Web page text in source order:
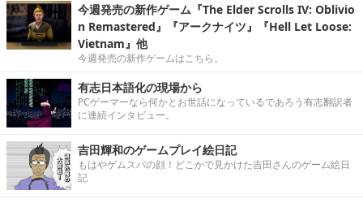
今週発売の新作ゲーム『The Elder Scrolls IV: Oblivio
n Remastered』『アークナイツ』『Hell Let Loose:
Vietnam』他
今週発売の新作ゲームはこちら。
有志日本語化の現場から
PCゲーマーなら何かとお世話になっているであろう有志翻訳者
に連続インタビュー。
吉田輝和のゲームプレイ絵日記
もはやゲムスパの顔！どこかで見かけた吉田さんのゲーム絵日
記